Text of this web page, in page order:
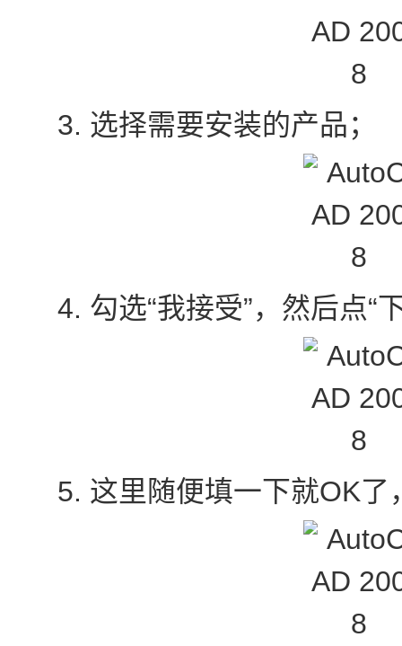
3. 选择需要安装的产品；
4. 勾选“我接受”，然后点“
5. 这里随便填一下就OK了